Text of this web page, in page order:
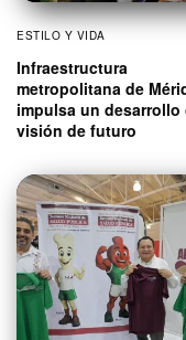
ESTILO Y VIDA
Infraestructura
metropolitana de
impulsa un desarrollo
visión de futuro